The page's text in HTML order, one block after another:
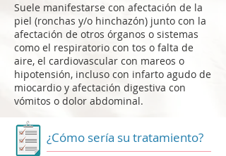
Suele manifestarse con afectación de la
piel (ronchas y/o hinchazón) junto con la
afectación de otros órganos o sistemas
como el respiratorio con tos o falta de
aire, el cardiovascular con mareos o
hipotensión, incluso con infarto agudo de
miocardio y afectación digestiva con
vómitos o dolor abdominal.
¿Cómo sería su tratamiento?